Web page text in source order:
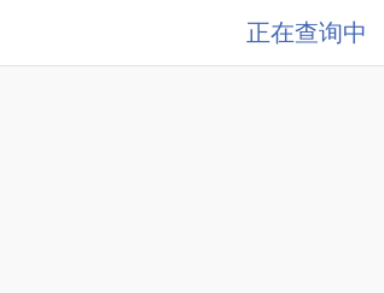
正在查询中